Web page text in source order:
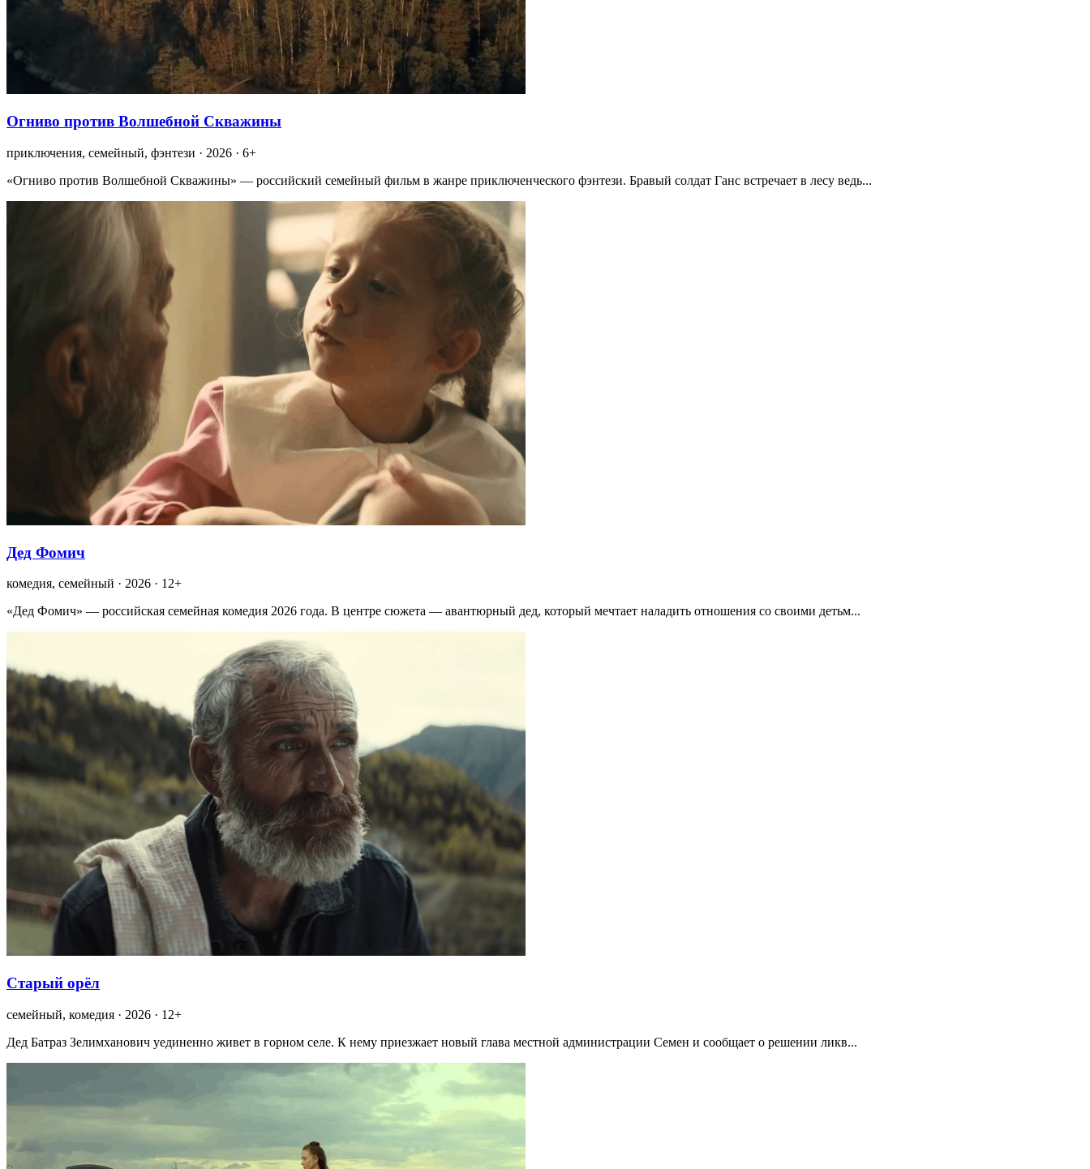
Огниво против Волшебной Скважины
приключения, семейный, фэнтези · 2026 · 6+
«Огниво против Волшебной Скважины» — российский семейный фильм в жанре приключенческого фэнтези. Бравый солдат Ганс встречает в лесу ведь...
Дед Фомич
комедия, семейный · 2026 · 12+
«Дед Фомич» — российская семейная комедия 2026 года. В центре сюжета — авантюрный дед, который мечтает наладить отношения со своими детьм...
Старый орёл
семейный, комедия · 2026 · 12+
Дед Батраз Зелимханович уединенно живет в горном селе. К нему приезжает новый глава местной администрации Семен и сообщает о решении ликв...